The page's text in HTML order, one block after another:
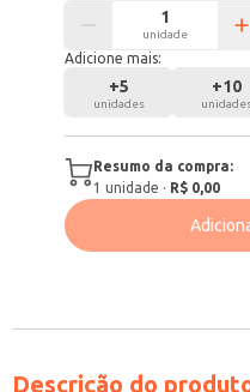
unidade
Adicione mais:
+5
unidades
+10
Resumo da compra:
1 unidade · R$ 0,00
Descrição do